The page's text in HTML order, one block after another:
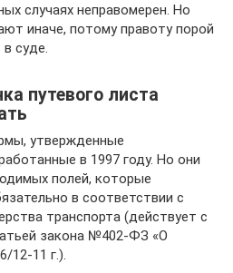
случаях неправомерен. Но
иначе, потому правоту порой
суде.
путевого листа
утвержденные
в 1997 году. Но они
полей, которые
в соответствии с
транспорта (действует с
закона №402-ФЗ «О
12-11 г.).